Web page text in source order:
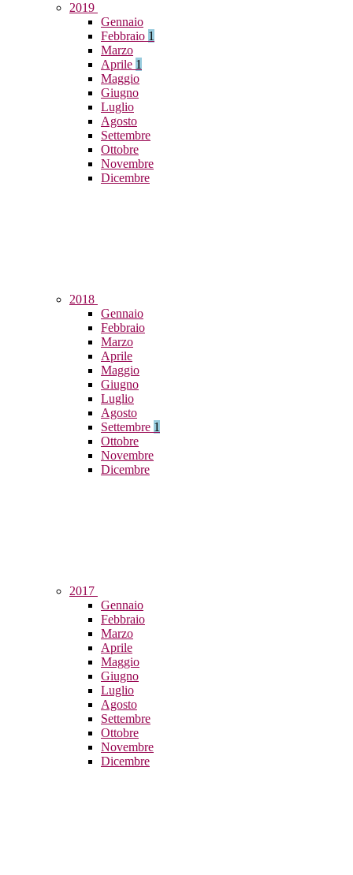
2019
Gennaio
Febbraio 1
Marzo
Aprile 1
Maggio
Giugno
Luglio
Agosto
Settembre
Ottobre
Novembre
Dicembre
2018
Gennaio
Febbraio
Marzo
Aprile
Maggio
Giugno
Luglio
Agosto
Settembre 1
Ottobre
Novembre
Dicembre
2017
Gennaio
Febbraio
Marzo
Aprile
Maggio
Giugno
Luglio
Agosto
Settembre
Ottobre
Novembre
Dicembre